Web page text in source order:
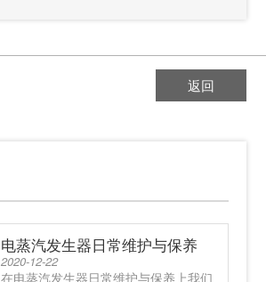
返回
电蒸汽发生器日常维护与保养
2020-12-22
在电蒸汽发生器日常维护与保养上我们